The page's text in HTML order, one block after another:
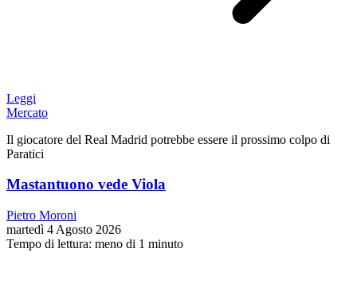
Leggi
Mercato
Il giocatore del Real Madrid potrebbe essere il prossimo colpo di
Paratici
Mastantuono vede Viola
Pietro Moroni
martedì 4 Agosto 2026
Tempo di lettura: meno di 1 minuto